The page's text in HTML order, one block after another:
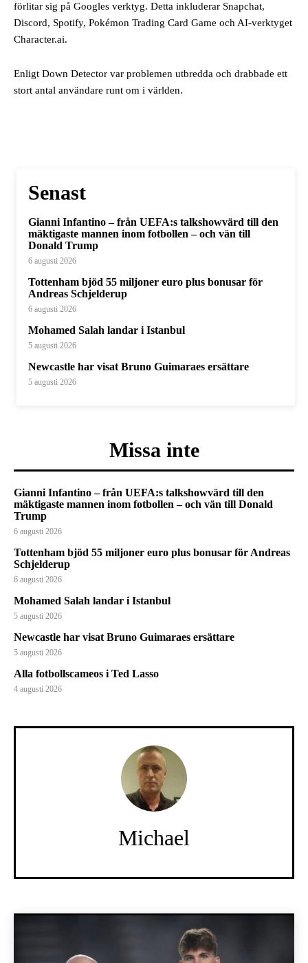
förlitar sig på Googles verktyg. Detta inkluderar Snapchat,
Discord, Spotify, Pokémon Trading Card Game och AI-verktyget
Character.ai.
Enligt Down Detector var problemen utbredda och drabbade ett
stort antal användare runt om i världen.
Senast
Gianni Infantino – från UEFA:s talkshowvärd till den
mäktigaste mannen inom fotbollen – och vän till
Donald Trump
6 augusti 2026
Tottenham bjöd 55 miljoner euro plus bonusar för
Andreas Schjelderup
6 augusti 2026
Mohamed Salah landar i Istanbul
5 augusti 2026
Newcastle har visat Bruno Guimaraes ersättare
5 augusti 2026
Missa inte
Gianni Infantino – från UEFA:s talkshowvärd till den
mäktigaste mannen inom fotbollen – och vän till Donald
Trump
6 augusti 2026
Tottenham bjöd 55 miljoner euro plus bonusar för Andreas
Schjelderup
6 augusti 2026
Mohamed Salah landar i Istanbul
5 augusti 2026
Newcastle har visat Bruno Guimaraes ersättare
5 augusti 2026
Alla fotbollscameos i Ted Lasso
4 augusti 2026
Michael